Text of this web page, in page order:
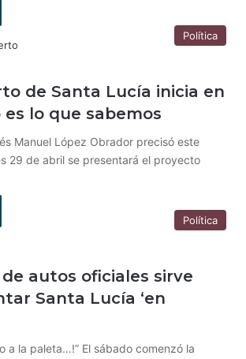
Política
de Santa Lucía inicia en
lo que sabemos
Manuel López Obrador precisó este
29 de abril se presentará el proyecto
Política
autos oficiales sirve
Santa Lucía ‘en
a la paleta…!” El sábado comenzó la